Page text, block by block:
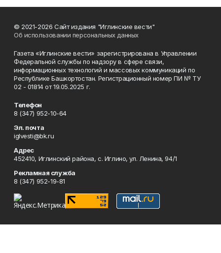
© 2021-2026 Сайт издания "Иглинские вести"
Об использовании персональных данных
Газета «Иглинские вести» зарегистрирована в Управлении
Федеральной службы по надзору в сфере связи,
информационных технологий и массовых коммуникаций по
Республике Башкортостан. Регистрационный номер ПИ № ТУ
02 - 01814 от 19.05.2025 г.
Телефон
8 (347) 952-10-64
Эл. почта
iglvesti@bk.ru
Адрес
452410, Иглинский района, с. Иглино, ул. Ленина, 94/1
Рекламная служба
8 (347) 952-19-81